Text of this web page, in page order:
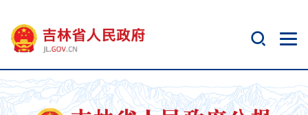
开
无
障